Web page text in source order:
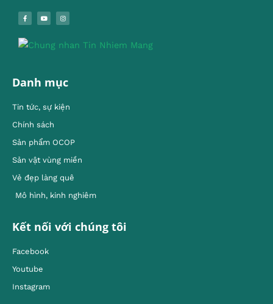
Danh mục
Tin tức, sự kiện
Chính sách
Sản phẩm OCOP
Sản vật vùng miền
Vẻ đẹp làng quê
Mô hình, kinh nghiêm
Kết nối với chúng tôi
Facebook
Youtube
Instagram